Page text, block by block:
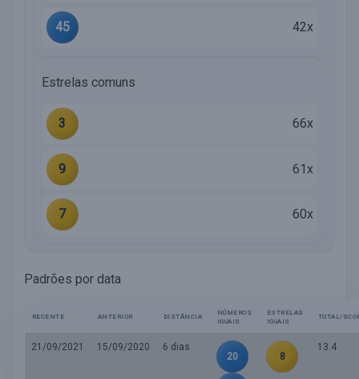
45 42x
Estrelas comuns
3 66x
9 61x
7 60x
Padrões por data
RECENTE ANTERIOR DISTÂNCIA
NÚMEROS
IGUAIS
ESTRELAS
IGUAIS
TOTAL/
21/09/2021 15/09/2020
6 dias
20
8
13.4